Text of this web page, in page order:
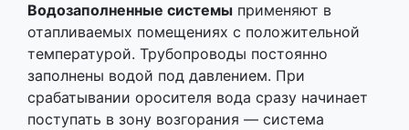
Водозаполненные системы применяют в
отапливаемых помещениях с положительной
температурой. Трубопроводы постоянно
заполнены водой под давлением. При
срабатывании оросителя вода сразу начинает
поступать в зону возгорания — система